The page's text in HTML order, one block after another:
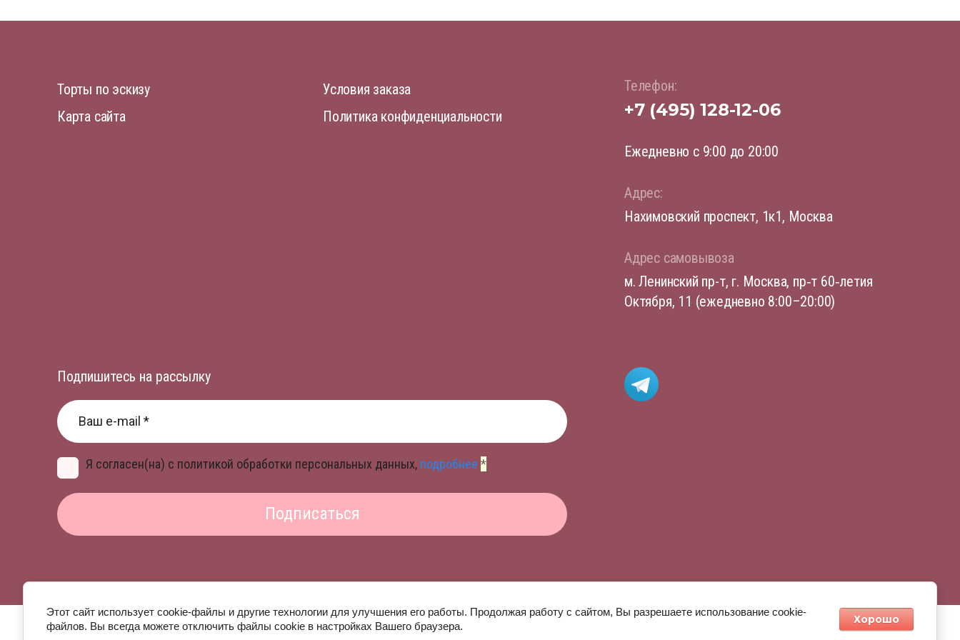
Торты по эскизу
Условия заказа
Карта сайта
Политика конфиденциальности
Телефон:
+7 (495) 128-12-06
Ежедневно с 9:00 до 20:00
Адрес:
Нахимовский проспект, 1к1, Москва
Адрес самовывоза
м. Ленинский пр-т, г. Москва, пр‑т 60‑летия
Октября, 11 (ежедневно 8:00–20:00)
Подпишитесь на рассылку
Я согласен(на) с политикой обработки персональных данных, подробнее *
Подписаться
Этот сайт использует cookie-файлы и другие технологии для улучшения его работы. Продолжая работу с сайтом, Вы разрешаете использование cookie-
файлов. Вы всегда можете отключить файлы cookie в настройках Вашего браузера.
Хорошо